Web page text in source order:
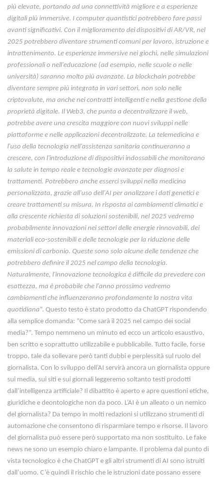
più elevate, portando ad una connettività migliore e a esperienze
digitali più immersive. I computer quantistici potrebbero fare passi
avanti significativi. Con il miglioramento dei dispositivi di AR/VR, nel
2025 potrebbero diventare strumenti comuni per lavoro, istruzione e
intrattenimento. Le esperienze immersive nei giochi, nelle simulazioni
professionali o nell'educazione (ad esempio, nelle scuole o nelle
università) saranno molto più avanzate. La blockchain potrebbe
diventare sempre più integrata in vari settori, non solo nelle
criptovalute, ma anche nei contratti intelligenti e nella gestione della
proprietà digitale. Il Web3, che punta a decentralizzare il web,
potrebbe avere una crescita maggiore con nuovi sviluppi nelle
piattaforme e nelle applicazioni decentralizzate. La telemedicina e
l'uso della tecnologia nell'assistenza sanitaria continueranno a
crescere, con l'introduzione di dispositivi indossabili che monitorano
la salute in tempo reale e tecnologie avanzate per diagnosi e
trattamenti. Potrebbero anche esserci sviluppi nella medicina
personalizzata, grazie all'uso dell'AI per analizzare i dati genetici e
creare trattamenti su misura. In risposta ai cambiamenti climatici e
alla crescente richiesta di soluzioni sostenibili, nel 2025 vedremo
probabilmente innovazioni nei settori delle energie rinnovabili, dei
materiali eco-sostenibili e delle tecnologie per la riduzione delle
emissioni di carbonio. Queste sono solo alcune delle tendenze che
potrebbero definire il 2025 nel campo della tecnologia.
Naturalmente, l'innovazione tecnologica è difficile da prevedere con
esattezza, ma è probabile che l'anno prossimo vedremo
cambiamenti che influenzeranno profondamente la nostra vita
quotidiana”. Questo testo è stato prodotto da ChatGPT rispondendo
alla semplice domanda: “Come sarà il 2025 nel campo dei social
media?”. Tempo nemmeno un minuto ed ecco un articolo esaustivo,
ben scritto e soprattutto utilizzabile e pubblicabile. Tutto facile, forse
troppo, tale da sollevare però tanti dubbi e perplessità sul ruolo del
giornalista. Con lo sviluppo dell’AI servirà ancora un giornalista oppure
sui media, sui siti e sui giornali leggeremo soltanto testi prodotti
dall’intelligenza artificiale? Il dibattito è aperto e apre questioni etiche,
giuridiche e deontologiche non da poco. L’AI è un alleato o un nemico
del giornalista? Da tempo in molti redazioni si utilizzano strumenti di
automazione che consentono di risparmiare tempo e risorse. Il lavoro
del giornalista può essere però supportato ma non sostituito. Le fake
news ne sono un esempio chiaro e lampante. Il problema dal punto di
vista tecnologico è che ChatGPT e gli altri strumenti di AI sono istruiti
dall’uomo. C’è quindi il rischio che le istruzioni date possano essere